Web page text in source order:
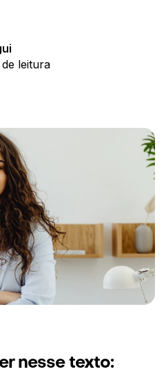
de leitura
nesse texto: